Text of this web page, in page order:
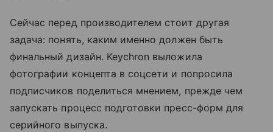
Сейчас перед производителем стоит другая
задача: понять, каким именно должен быть
финальный дизайн. Keychron выложила
фотографии концепта в соцсети и попросила
подписчиков поделиться мнением, прежде чем
запускать процесс подготовки пресс-форм для
серийного выпуска.